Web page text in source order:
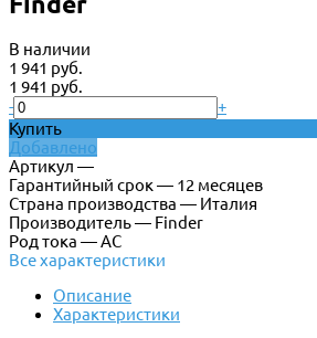
В наличии
1 941 руб.
1 941 руб.
-
+
Купить
Добавлено
Артикул —
Гарантийный срок — 12 месяцев
Страна производства — Италия
Производитель — Finder
Род тока — AC
Все характеристики
Описание
Характеристики